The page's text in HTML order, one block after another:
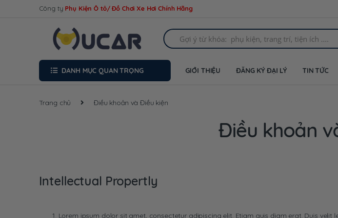
Công ty Phụ Kiện Ô tô/ Đồ Chơi Xe Hơi Chính Hãng
Search
for:
DANH MỤC QUAN TRỌNG GIỚI THIỆU ĐĂNG KÝ ĐẠI LÝ TIN TỨC
Trang chủ Điều khoản và Điều kiện
Điều khoản
Intellectual Propertly
Lorem ipsum dolor sit amet, consectetur adipiscing elit. Etiam quis diam erat. Duis